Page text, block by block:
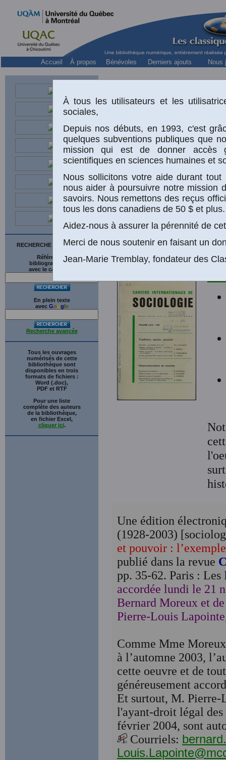
Accueil À propos Bénévoles Derniers ajouts Nous
RECHERCHE SUR LE SITE
Références
bibliographiques
avec le catalogue
En plein texte
avec Google
Recherche avancée
Tous les ouvrages
numérisés de cette
bibliothèque sont
disponibles en trois
formats de fichiers :
Word (.doc),
PDF et RTF
Pour une liste
complète des auteurs
de la bibliothèque,
en fichier Excel,
cliquer ici.
Une édition
(1928-2003)
et pouvoir :
publié dans la revue
pp. 35-62. Paris : Les
accordée lundi le 21
Bernard Moreux et
Pierre-Louis
Comme Mme
à l’automne 2003,
cette oeuvre et de
généreusement
Et surtout, M. Pierre-
l'ayant-droit légal des
février 2004, sont
Courriels:
À tous les utilisateurs et les
sociales,
Depuis nos débuts, en 1993, c'est
quelques subventions publiques que
mission qui est de donner accès
scientifiques en sciences humaines et
Nous sollicitons votre aide durant
nous aider à poursuivre notre mission
savoirs. Nous remettons des reçus
tous les dons canadiens de 50 $ et plus.
Aidez-nous à assurer la pérennité de
Merci de nous soutenir en faisant un
Jean-Marie Tremblay, fondateur des